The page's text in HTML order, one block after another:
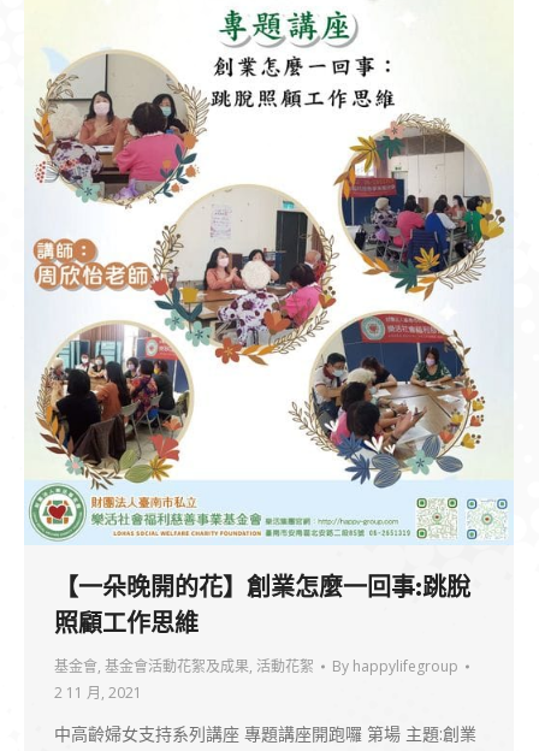
【一朵晚開的花】創業怎麼一回事:跳脫
照顧工作思維
基金會, 基金會活動花絮及成果, 活動花絮 By happylifegroup
2 11 月, 2021
中高齡婦女支持系列講座 專題講座開跑囉 第場 主題:創業